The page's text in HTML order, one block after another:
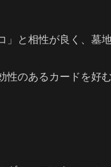
」と相性が良く、墓
性のあるカードを好